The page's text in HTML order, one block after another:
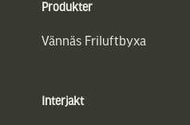
Produkter
Vännäs Friluftbyxa
Interjakt